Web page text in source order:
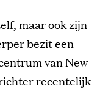
maar ook zijn
bezit een
van New
recentelijk